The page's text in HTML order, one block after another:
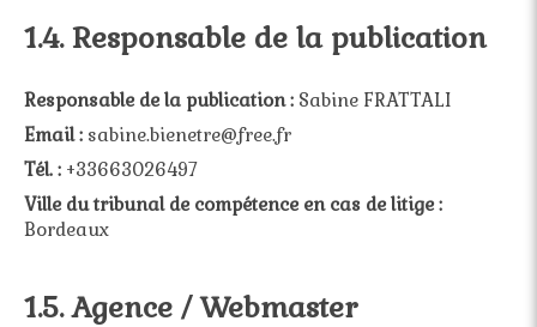
1.4. Responsable de la publication
Responsable de la publication : Sabine FRATTALI
Email : sabine.bienetre@free.fr
Tél. : +33663026497
Ville du tribunal de compétence en cas de litige :
Bordeaux
1.5. Agence / Webmaster